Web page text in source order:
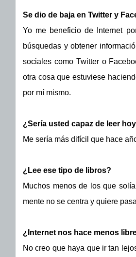
Se dio de baja en Twitter y
Yo me beneficio de Internet
búsquedas y obtener
sociales como Twitter o
otra cosa que estuviese
por mí mismo.
¿Sería usted capaz de leer
Me sería más difícil que hace
¿Lee ese tipo de libros?
Muchos menos de los que
mente no se centra y quiere
¿Internet nos hace menos
No creo que haya que ir tan